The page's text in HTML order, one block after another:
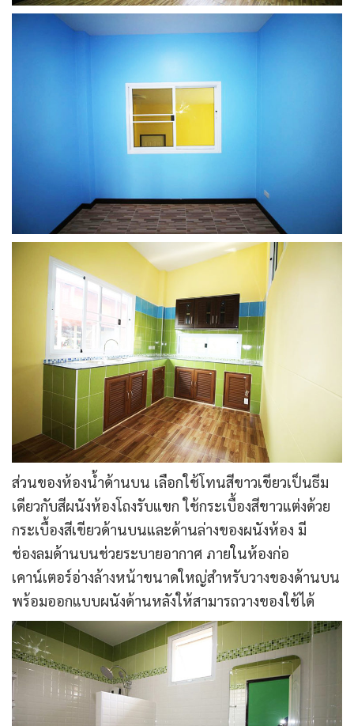
ส่วนของห้องน้ำด้านบน เลือกใช้โทนสีขาวเขียวเป็นธีม
เดียวกับสีผนังห้องโถงรับแขก ใช้กระเบื้องสีขาวแต่งด้วย
กระเบื้องสีเขียวด้านบนและด้านล่างของผนังห้อง มี
ช่องลมด้านบนช่วยระบายอากาศ ภายในห้องก่อ
เคาน์เตอร์อ่างล้างหน้าขนาดใหญ่สำหรับวางของด้านบน
พร้อมออกแบบผนังด้านหลังให้สามารถวางของใช้ได้